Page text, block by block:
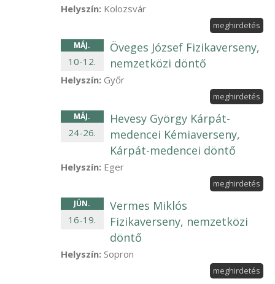
Helyszín: Kolozsvár
meghirdetés
MÁJ.
10-12.
Öveges József Fizikaverseny,
nemzetközi döntő
Helyszín: Győr
meghirdetés
MÁJ.
24-26.
Hevesy György Kárpát-
medencei Kémiaverseny,
Kárpát-medencei döntő
Helyszín: Eger
meghirdetés
JÚN.
16-19.
Vermes Miklós
Fizikaverseny, nemzetközi
döntő
Helyszín: Sopron
meghirdetés